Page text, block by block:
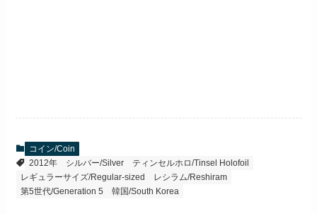
コイン/Coin
2012年
シルバー/Silver
ティンセルホロ/Tinsel Holofoil
レギュラーサイズ/Regular-sized
レシラム/Reshiram
第5世代/Generation 5
韓国/South Korea